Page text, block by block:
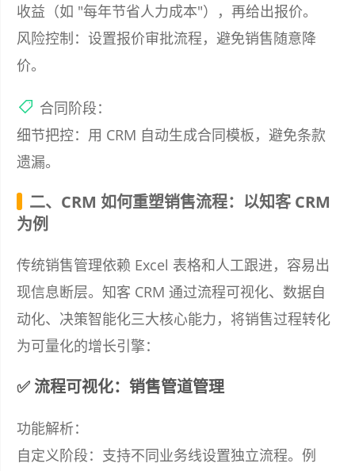
收益（如 "每年节省人力成本"），再给出报价。
风险控制：设置报价审批流程，避免销售随意降
价。
合同阶段：
细节把控：用 CRM 自动生成合同模板，避免条款
遗漏。
二、CRM 如何重塑销售流程：以知客 CRM
为例
传统销售管理依赖 Excel 表格和人工跟进，容易出
现信息断层。知客 CRM 通过流程可视化、数据自
动化、决策智能化三大核心能力，将销售过程转化
为可量化的增长引擎：
✅ 流程可视化：销售管道管理
功能解析：
自定义阶段：支持不同业务线设置独立流程。例